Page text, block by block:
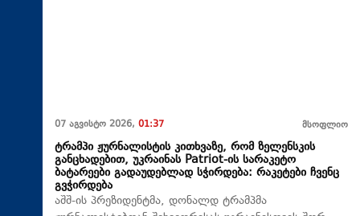
07 აგვისტო 2026, 01:37 მსოფლიო
ტრამპი ჟურნალისტის კითხვაზე, რომ ზელენსკის
განცხადებით, უკრაინას Patriot-ის სარაკეტო
ბატარეები გადაუდებლად სჭირდება: რაკეტები ჩვენც
გვჭირდება
აშშ-ის პრეზიდენტმა, დონალდ ტრამპმა